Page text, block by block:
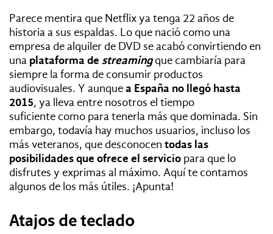
Parece mentira que Netflix ya tenga 22 años de
historia a sus espaldas. Lo que nació como una
empresa de alquiler de DVD se acabó convirtiendo en
una plataforma de streaming que cambiaría para
siempre la forma de consumir productos
audiovisuales. Y aunquea España no llegó hasta
2015, ya lleva entre nosotros el tiempo
suficiente como para tenerla más que dominada. Sin
embargo, todavía hay muchos usuarios, incluso los
más veteranos, que desconocen todas las
posibilidades que ofrece el servicio para que lo
disfrutes y exprimas al máximo. Aquí te contamos
algunos de los más útiles. ¡Apunta!
Atajos de teclado